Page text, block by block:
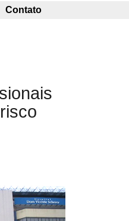
de links)
Contato(abre painel de